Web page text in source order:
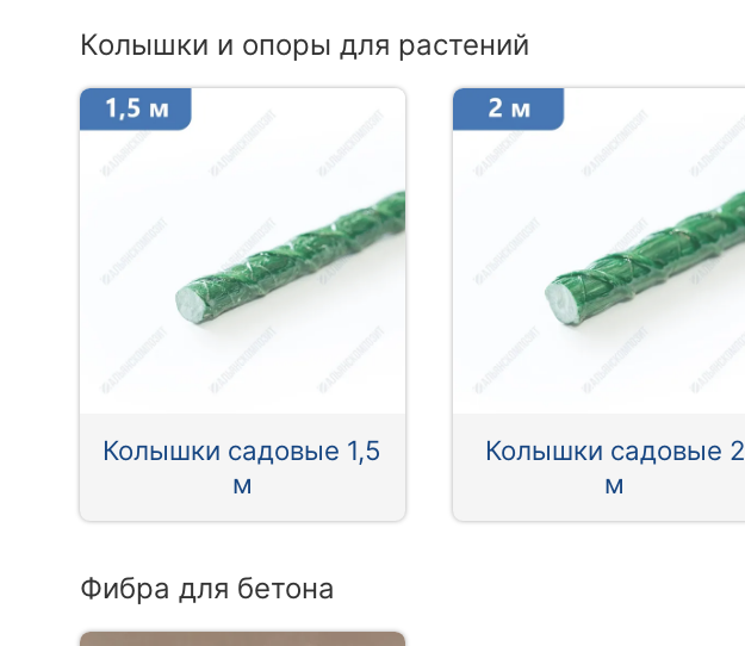
Колышки и опоры для растений
Колышки садовые 1,5
м
Колышки садовые 2
м
Фибра для бетона